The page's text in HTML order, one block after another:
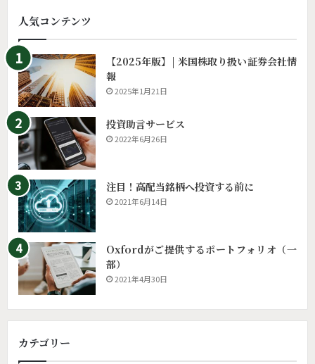
人気コンテンツ
【2025年版】| 米国株取り扱い証券会社情
報
2025年1月21日
投資助言サービス
2022年6月26日
注目！高配当銘柄へ投資する前に
2021年6月14日
Oxfordがご提供するポートフォリオ（一
部）
2021年4月30日
カテゴリー